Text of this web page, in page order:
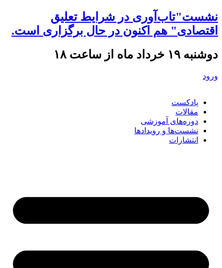
نشست"تاب‌آوری در شرایط تعلیق
اقتصادی" هم اکنون در حال برگزاری است.
دوشنبه ۱۹ خرداد ماه از ساعت ۱۸
ورود
پادکست
مقالات
دوره‌های آموزشی
نشست‌ها و رویدادها
انتشارات